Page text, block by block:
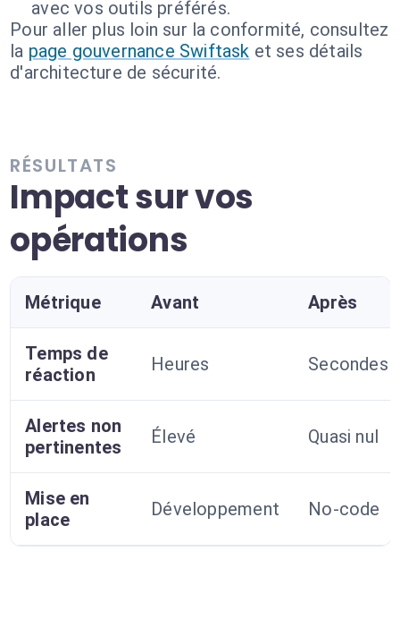
avec vos outils préférés.
Pour aller plus loin sur la conformité, consultez
la page gouvernance Swiftask et ses détails
d'architecture de sécurité.
RÉSULTATS
Impact sur vos
opérations
Métrique Avant Après
Temps de
réaction
Heures Secondes
Alertes non
pertinentes
Élevé Quasi nul
Mise en
place
Développement No-code